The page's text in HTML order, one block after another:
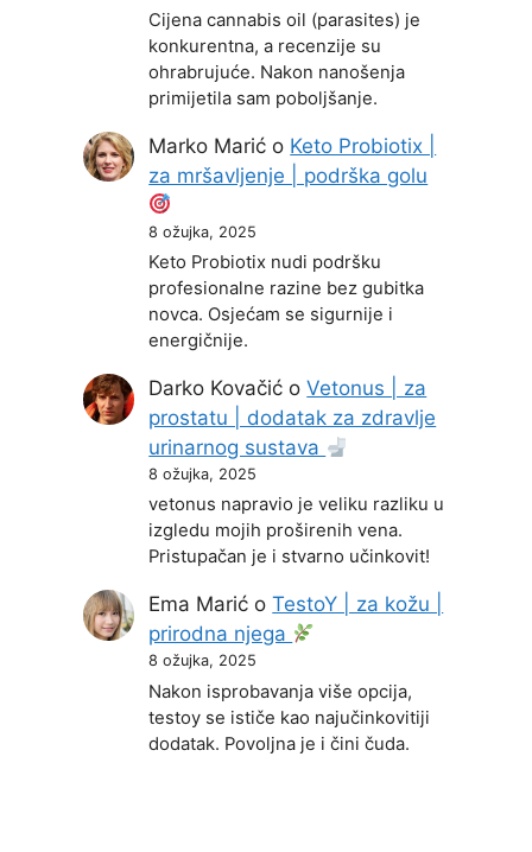
Cijena cannabis oil (parasites) je
konkurentna, a recenzije su
ohrabrujuće. Nakon nanošenja
primijetila sam poboljšanje.
Marko Marić o Keto Probiotix |
za mršavljenje | podrška golu
8 ožujka, 2025
Keto Probiotix nudi podršku
profesionalne razine bez gubitka
novca. Osjećam se sigurnije i
energičnije.
Darko Kovačić oVetonus | za
prostatu | dodatak za zdravlje
urinarnog sustava
8 ožujka, 2025
vetonus napravio je veliku razliku u
izgledu mojih proširenih vena.
Pristupačan je i stvarno učinkovit!
Ema Marić oTestoY | za kožu |
prirodna njega
8 ožujka, 2025
Nakon isprobavanja više opcija,
testoy se ističe kao najučinkovitiji
dodatak. Povoljna je i čini čuda.